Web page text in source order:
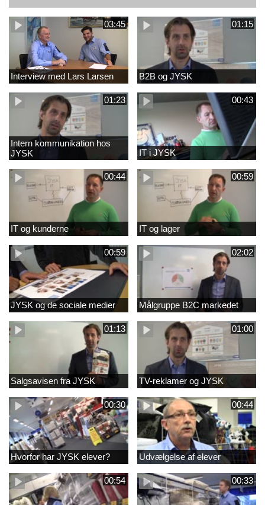
03:45
Interview med Lars Larsen
01:15
B2B og JYSK
01:23
Intern kommunikation hos
JYSK
00:43
IT i JYSK
00:44
IT og kunderne
00:59
IT og lager
00:59
JYSK og de sociale medier
02:02
Målgruppe B2C markedet
01:13
Salgsavisen fra JYSK
01:00
TV-reklamer og JYSK
00:30
Hvorfor har JYSK elever?
00:44
Udvælgelse af elever
00:54 00:33